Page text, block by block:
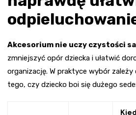
Akcesorium nie uczy czystości
zmniejszyć opór dziecka i ułatwić
organizację. W praktyce wybór
tego, czy dziecko boi się dużego